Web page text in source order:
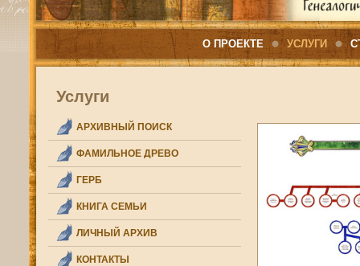
О ПРОЕКТЕ УСЛУГИ
Услуги
АРХИВНЫЙ ПОИСК
ФАМИЛЬНОЕ ДРЕВО
ГЕРБ
КНИГА СЕМЬИ
ЛИЧНЫЙ АРХИВ
КОНТАКТЫ